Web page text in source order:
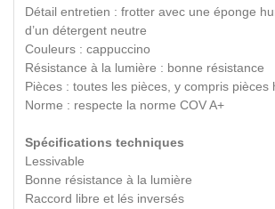
Détail entretien : frotter avec une éponge
d’un détergent neutre
Couleurs : cappuccino
Résistance à la lumière : bonne résistance
Pièces : toutes les pièces, y compris pièces
Norme : respecte la norme COV A+
Spécifications techniques
Lessivable
Bonne résistance à la lumière
Raccord libre et lés inversés